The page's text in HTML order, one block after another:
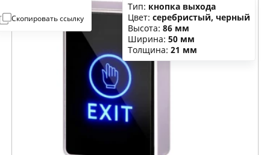
Скопировать ссылку
Тип: кнопка выхода
Цвет: серебристый, черный
Высота: 86 мм
Ширина: 50 мм
Толщина: 21 мм